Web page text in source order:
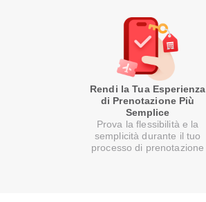
Rendi la Tua Esperienza
di Prenotazione Più
Semplice
Prova la flessibilità e la
semplicità durante il tuo
processo di prenotazione